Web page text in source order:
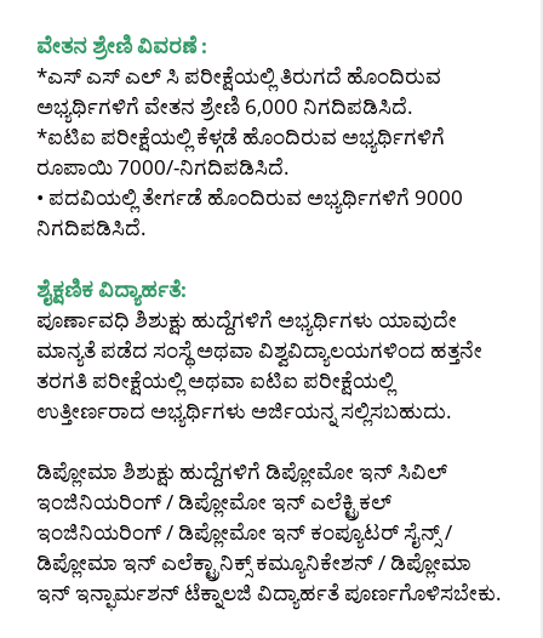
ವೇತನ ಶ್ರೇಣಿ ವಿವರಣೆ :
*ಎಸ್ ಎಸ್ ಎಲ್ ಸಿ ಪರೀಕ್ಷೆಯಲ್ಲಿ ತಿರುಗದೆ ಹೊಂದಿರುವ
ಅಭ್ಯರ್ಥಿಗಳಿಗೆ ವೇತನ ಶ್ರೇಣಿ 6,000 ನಿಗದಿಪಡಿಸಿದೆ.
*ಐಟಿಐ ಪರೀಕ್ಷೆಯಲ್ಲಿ ಕೆಳ್ಗಡೆ ಹೊಂದಿರುವ ಅಭ್ಯರ್ಥಿಗಳಿಗೆ
ರೂಪಾಯಿ 7000/-ನಿಗದಿಪಡಿಸಿದೆ.
• ಪದವಿಯಲ್ಲಿ ತೇರ್ಗಡೆ ಹೊಂದಿರುವ ಅಭ್ಯರ್ಥಿಗಳಿಗೆ 9000
ನಿಗದಿಪಡಿಸಿದೆ‌.
ಶೈಕ್ಷಣಿಕ ವಿದ್ಯಾರ್ಹತೆ:
ಪೂರ್ಣಾವಧಿ ಶಿಶುಕ್ಷು ಹುದ್ದೆಗಳಿಗೆ ಅಭ್ಯರ್ಥಿಗಳು ಯಾವುದೇ
ಮಾನ್ಯತೆ ಪಡೆದ ಸಂಸ್ಥೆ ಅಥವಾ ವಿಶ್ವವಿದ್ಯಾಲಯಗಳಿಂದ ಹತ್ತನೇ
ತರಗತಿ ಪರೀಕ್ಷೆಯಲ್ಲಿ ಅಥವಾ ಐಟಿಐ ಪರೀಕ್ಷೆಯಲ್ಲಿ
ಉತ್ತೀರ್ಣರಾದ ಅಭ್ಯರ್ಥಿಗಳು ಅರ್ಜಿಯನ್ನ ಸಲ್ಲಿಸಬಹುದು.
ಡಿಪ್ಲೋಮಾ ಶಿಶುಕ್ಷು ಹುದ್ದೆಗಳಿಗೆ ಡಿಪ್ಲೋಮೋ ಇನ್ ಸಿವಿಲ್
ಇಂಜಿನಿಯರಿಂಗ್ / ಡಿಪ್ಲೋಮೋ ಇನ್ ಎಲೆಕ್ಟ್ರಿಕಲ್
ಇಂಜಿನಿಯರಿಂಗ್ / ಡಿಪ್ಲೋಮೋ ಇನ್ ಕಂಪ್ಯೂಟರ್ ಸೈನ್ಸ್ /
ಡಿಪ್ಲೋಮಾ ಇನ್ ಎಲೆಕ್ಟ್ರಾನಿಕ್ಸ್ ಕಮ್ಯೂನಿಕೇಶನ್ / ಡಿಪ್ಲೋಮಾ
ಇನ್ ಇನ್ಫಾರ್ಮಶನ್ ಟೆಕ್ನಾಲಜಿ ವಿದ್ಯಾರ್ಹತೆ ಪೂರ್ಣಗೊಳಿಸಬೇಕು.